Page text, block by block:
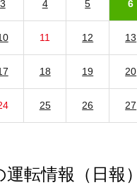
3 4 5 6
11 12 13
18 19 20
25 26 27
転情報（日報）